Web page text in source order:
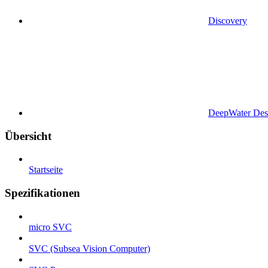
Discovery
DeepWater
Übersicht
Startseite
Spezifikationen
micro SVC
SVC (Subsea Vision Computer)